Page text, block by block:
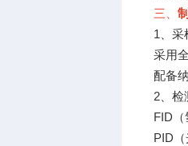
三、
1、采
采用
配备
2、检
FID
PID